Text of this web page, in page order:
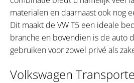
materialen en daarnaast ook nog
Dit maakt de VW T5 een ideale
branche en bovendien is de auto
gebruiken voor zowel privé als
Volkswagen